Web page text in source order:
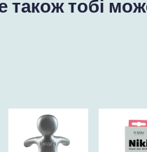
також тобі